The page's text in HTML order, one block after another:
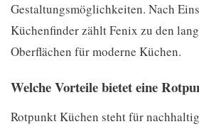
Gestaltungsmöglichkeiten. Nach
Küchenfinder zählt Fenix zu den
Oberflächen für moderne Küchen.
Welche Vorteile bietet eine
Rotpunkt Küchen steht für